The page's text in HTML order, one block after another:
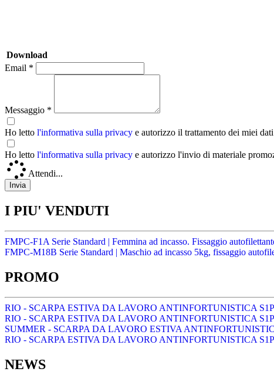
Download
Email *
Messaggio *
Ho letto l'informativa sulla privacy e autorizzo il trattamento dei miei
Ho letto l'informativa sulla privacy e autorizzo l'invio di materiale
Attendi...
I PIU' VENDUTI
FMPC-F1A Serie Standard | Femmina ad incasso. Fissaggio
FMPC-M18B Serie Standard | Maschio ad incasso 5kg, fissaggio
PROMO
RIO - SCARPA ESTIVA DA LAVORO ANTINFORTUNISTICA
RIO - SCARPA ESTIVA DA LAVORO ANTINFORTUNISTICA
SUMMER - SCARPA DA LAVORO ESTIVA
RIO - SCARPA ESTIVA DA LAVORO ANTINFORTUNISTICA
NEWS